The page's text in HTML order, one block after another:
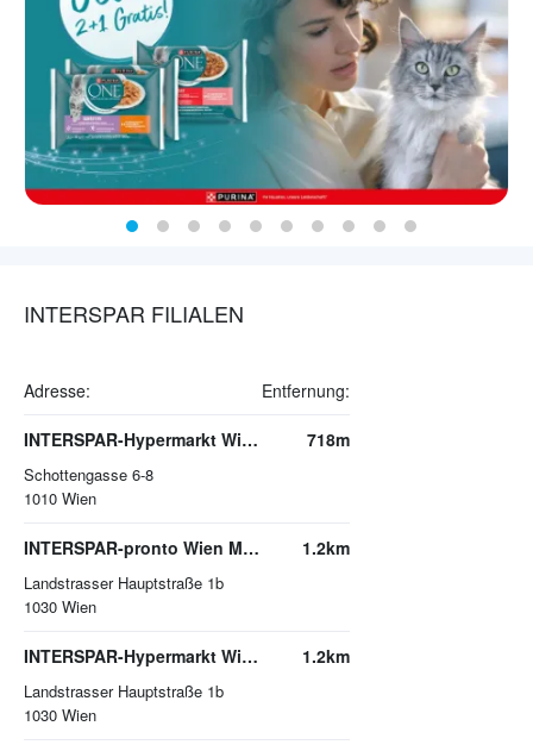
INTERSPAR FILIALEN
Adresse: Entfernung:
INTERSPAR-Hypermarkt Wien, Schottentor
Schottengasse 6-8
1010 Wien
718m
INTERSPAR-pronto Wien Mitte - The Mall
Landstrasser Hauptstraße 1b
1030 Wien
1.2km
INTERSPAR-Hypermarkt Wien Mitte - The Mall
Landstrasser Hauptstraße 1b
1030 Wien
1.2km